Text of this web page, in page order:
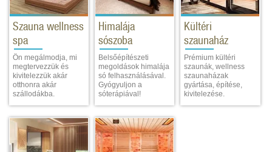
Szauna wellness
spa
Ön megálmodja, mi
megtervezzük és
kivitelezzük akár
otthonra akár
szállodákba.
Himalája
sószoba
Belsőépítészeti
megoldások himalája
só felhasználásával.
Gyógyuljon a
sóterápiával!
Kültéri
szaunaház
Prémium kültéri
szaunák, wellness
szaunaházak
gyártása, építése,
kivitelezése.